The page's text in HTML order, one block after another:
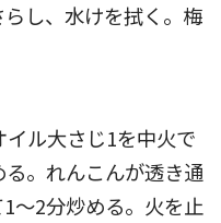
し、水けを拭く。梅
ル大さじ1を中火で
。れんこんが透き通
～2分炒める。火を止